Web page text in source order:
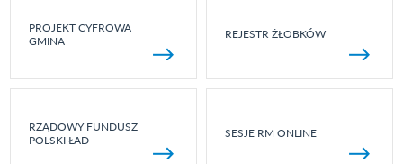
PROJEKT CYFROWA
GMINA
REJESTR ŻŁOBKÓW
RZĄDOWY FUNDUSZ
POLSKI ŁAD
SESJE RM ONLINE